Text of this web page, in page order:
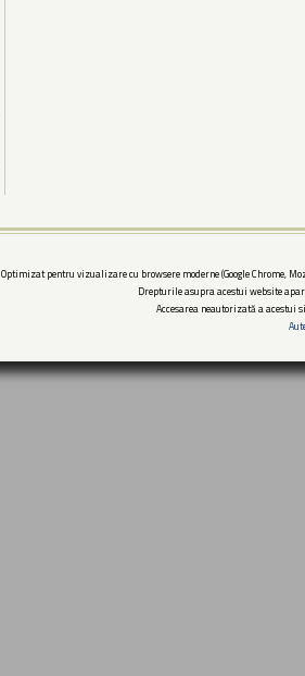
Optimizat pentru vizualizare cu browsere moderne (Google Chrome,
Drepturile asupra acestui website
Accesarea neautorizată a acestui